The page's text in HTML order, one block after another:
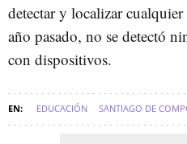
detectar y localizar
año pasado, no se detectó
con dispositivos.
EDUCACIÓN SANTIAGO DE